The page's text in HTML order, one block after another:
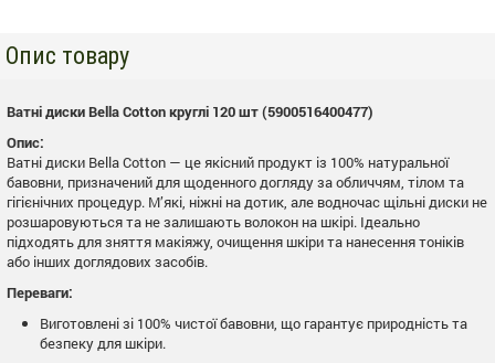
Опис товару
Ватні диски Bella Cotton круглі 120 шт (5900516400477)
Опис:
Ватні диски Bella Cotton — це якісний продукт із 100% натуральної
бавовни, призначений для щоденного догляду за обличчям, тілом та
гігієнічних процедур. М’які, ніжні на дотик, але водночас щільні диски не
розшаровуються та не залишають волокон на шкірі. Ідеально
підходять для зняття макіяжу, очищення шкіри та нанесення тоніків
або інших доглядових засобів.
Переваги:
Виготовлені зі 100% чистої бавовни, що гарантує природність та
безпеку для шкіри.